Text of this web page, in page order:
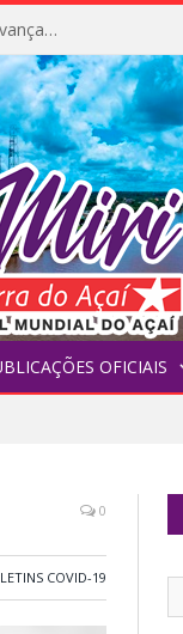
Igarapé-Miri conquista o melhor IDEB do Baixo Tocantins e avança na qualidade da educação pública
OFICIAIS
0
COVID-19